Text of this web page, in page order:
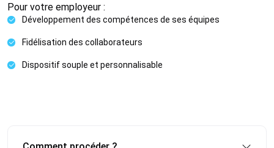
Pour votre employeur :
Développement des compétences de ses équipes
Fidélisation des collaborateurs
Dispositif souple et personnalisable